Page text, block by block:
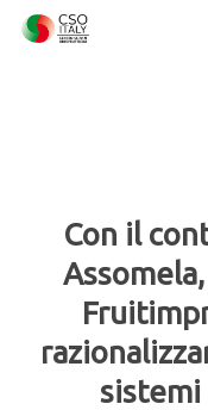
Skip
Con il